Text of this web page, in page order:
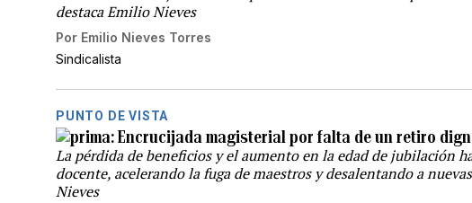
destaca Emilio Nieves
Por Emilio Nieves Torres
Sindicalista
PUNTO DE VISTA
Encrucijada magisterial por falta de un retiro
La pérdida de beneficios y el aumento en la edad de jubilación
docente, acelerando la fuga de maestros y desalentando a
Nieves